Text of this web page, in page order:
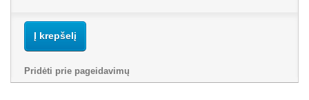
Į krepšelį
Pridėti prie pageidavimų